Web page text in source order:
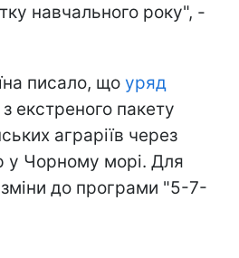
навчального року", -
писало, що уряд
з екстреного пакету
аграріїв через
у Чорному морі. Для
до програми "5-7-